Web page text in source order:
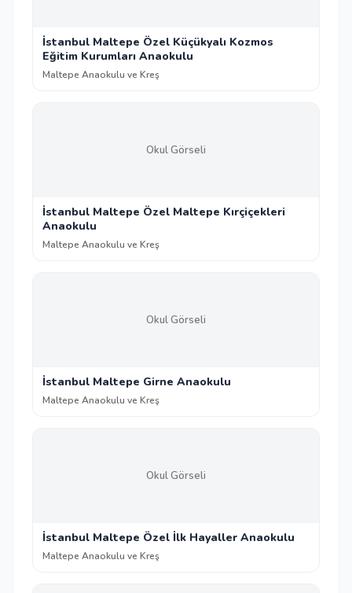
İstanbul Maltepe Özel Küçükyalı Kozmos
Eğitim Kurumları Anaokulu
Maltepe Anaokulu ve Kreş
Okul Görseli
İstanbul Maltepe Özel Maltepe Kırçiçekleri
Anaokulu
Maltepe Anaokulu ve Kreş
Okul Görseli
İstanbul Maltepe Girne Anaokulu
Maltepe Anaokulu ve Kreş
Okul Görseli
İstanbul Maltepe Özel İlk Hayaller Anaokulu
Maltepe Anaokulu ve Kreş